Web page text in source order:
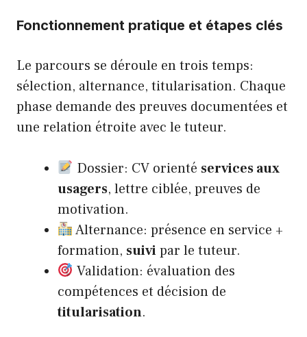
Fonctionnement pratique et étapes clés
Le parcours se déroule en trois temps:
sélection, alternance, titularisation. Chaque
phase demande des preuves documentées et
une relation étroite avec le tuteur.
Dossier: CV orienté services aux
usagers, lettre ciblée, preuves de
motivation.
Alternance: présence en service +
formation, suivipar le tuteur.
Validation: évaluation des
compétences et décision de
titularisation.